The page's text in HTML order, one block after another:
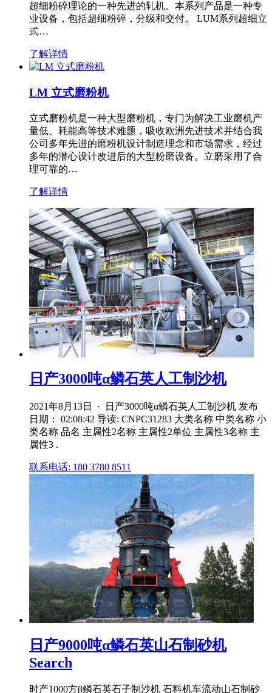
超细粉碎理论的一种先进的轧机。本系列产品是一种专
业设备，包括超细粉碎，分级和交付。 LUM系列超细立
式…
了解详情
LM 立式磨粉机
立式磨粉机是一种大型磨粉机，专门为解决工业磨机产
量低、耗能高等技术难题，吸收欧洲先进技术并结合我
公司多年先进的磨粉机设计制造理念和市场需求，经过
多年的潜心设计改进后的大型粉磨设备。立磨采用了合
理可靠的…
了解详情
日产3000吨α鳞石英人工制沙机
2021年8月13日 · 日产3000吨α鳞石英人工制沙机 发布
日期： 02:08:42 导读: CNPC31283 大类名称 中类名称 小
类名称 品名 主属性2名称 主属性2单位 主属性3名称 主
属性3 .
联系电话: 180 3780 8511
日产9000吨α鳞石英山石制砂机
Search
时产1000方β鳞石英石子制沙机 石料机车流动山石制砂